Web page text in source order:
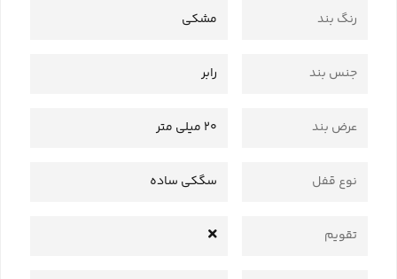
رنگ بند مشکی
جنس بند رابر
عرض بند 20 میلی متر
نوع قفل سگکی ساده
تقویم